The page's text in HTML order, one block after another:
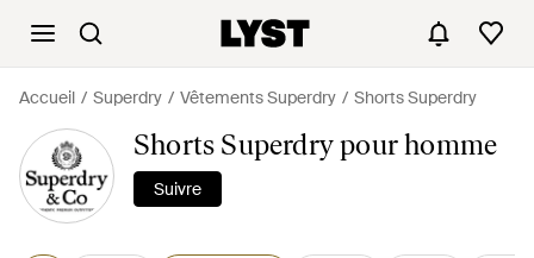
Accueil Superdry Vêtements Superdry Shorts Superdry
Shorts Superdry pour homme
Suivre